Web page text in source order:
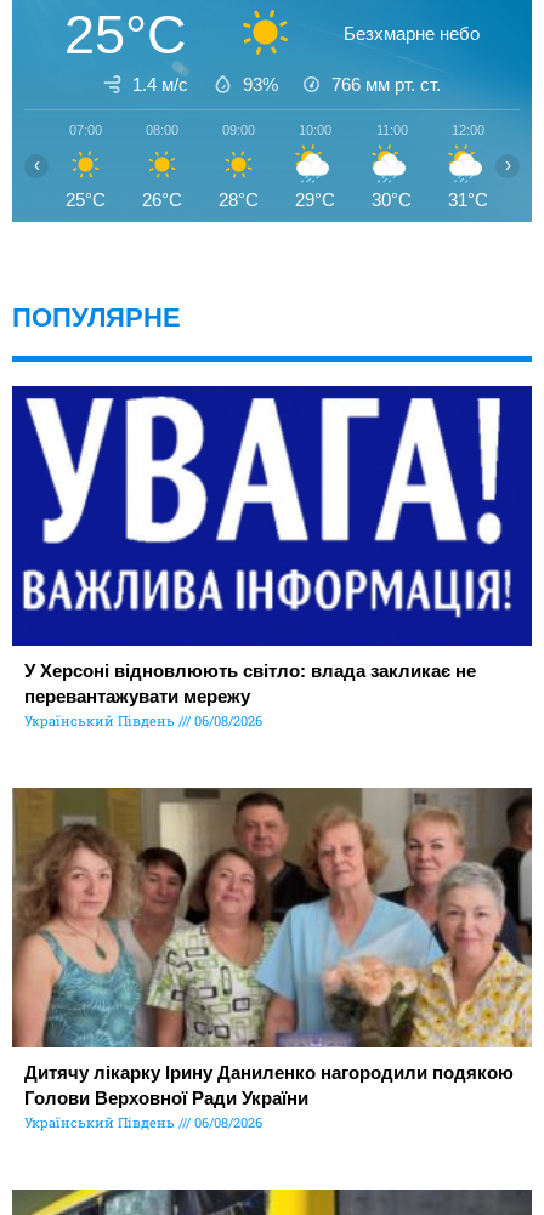
25°C Безхмарне небо
1.4 м/с 93% 766 мм рт. ст.
07:00
25°C
08:00
26°C
09:00
28°C
10:00
29°C
11:00
30°C
12:00
31°C
‹ ›
ПОПУЛЯРНЕ
У Херсоні відновлюють світло: влада закликає не
перевантажувати мережу
Український Південь 06/08/2026
Дитячу лікарку Ірину Даниленко нагородили подякою
Голови Верховної Ради України
Український Південь 06/08/2026